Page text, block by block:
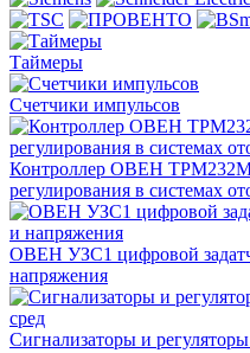
Таймеры
Счетчики импульсов
Контроллер ОВЕН ТРМ232М
регулирования в системах
ОВЕН УЗС1 цифровой
напряжения
Сигнализаторы и